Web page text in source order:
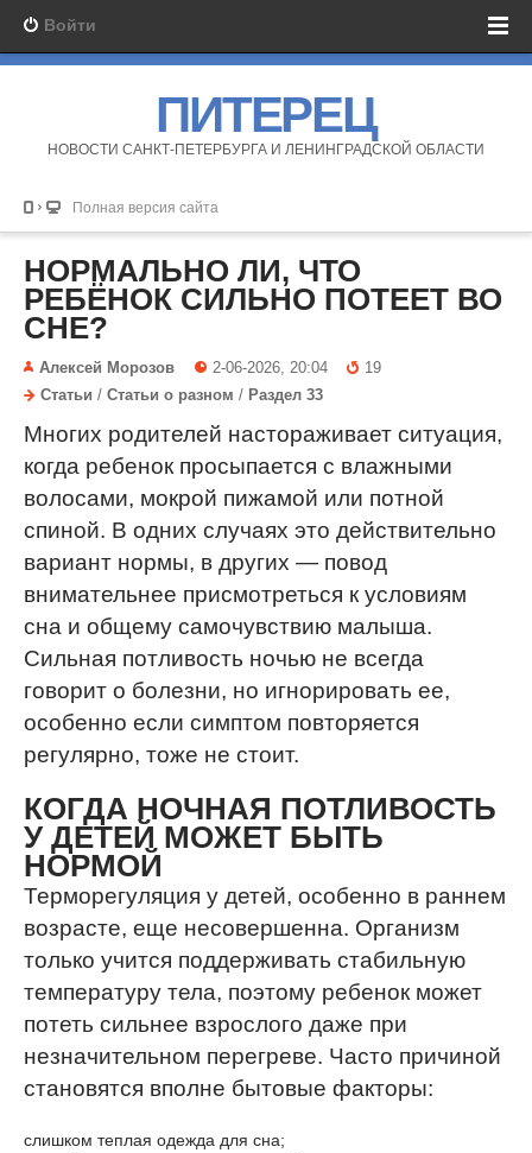
Войти
ПИТЕРЕЦ
НОВОСТИ САНКТ-ПЕТЕРБУРГА И ЛЕНИНГРАДСКОЙ ОБЛАСТИ
Полная версия сайта
НОРМАЛЬНО ЛИ, ЧТО
РЕБЁНОК СИЛЬНО ПОТЕЕТ ВО
СНЕ?
Алексей Морозов 2-06-2026, 20:04
19
Статьи / Статьи о разном / Раздел 33
Многих родителей настораживает ситуация,
когда ребенок просыпается с влажными
волосами, мокрой пижамой или потной
спиной. В одних случаях это действительно
вариант нормы, в других — повод
внимательнее присмотреться к условиям
сна и общему самочувствию малыша.
Сильная потливость ночью не всегда
говорит о болезни, но игнорировать ее,
особенно если симптом повторяется
регулярно, тоже не стоит.
КОГДА НОЧНАЯ ПОТЛИВОСТЬ
У ДЕТЕЙ МОЖЕТ БЫТЬ
НОРМОЙ
Терморегуляция у детей, особенно в раннем
возрасте, еще несовершенна. Организм
только учится поддерживать стабильную
температуру тела, поэтому ребенок может
потеть сильнее взрослого даже при
незначительном перегреве. Часто причиной
становятся вполне бытовые факторы:
слишком теплая одежда для сна;